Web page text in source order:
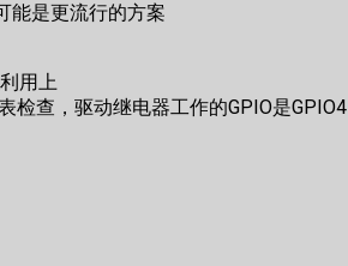
能是更流行的方案
用上
检查，驱动继电器工作的GPIO是GPIO4